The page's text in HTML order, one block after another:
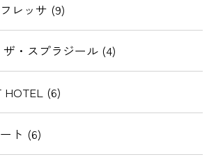
レッサ (9)
・スプラジール (4)
HOTEL (6)
ト (6)